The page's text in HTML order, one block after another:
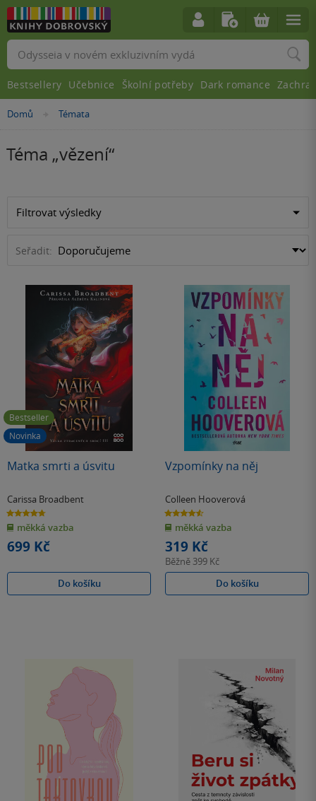
Domů »
Témata
Téma „vězení“
Filtrovat výsledky
Seřadit:
Bestseller
Novinka
Matka smrti a úsvitu
Carissa Broadbent
4.7
z
5
hvězdiček
měkká vazba
699 Kč
Do košíku
Vzpomínky na něj
Colleen Hooverová
4.6
z
5
hvězdiček
měkká vazba
319 Kč
Běžně 399 Kč
Do košíku
Vyhledávání
Bestsellery Učebnice Školní potřeby Dark romance